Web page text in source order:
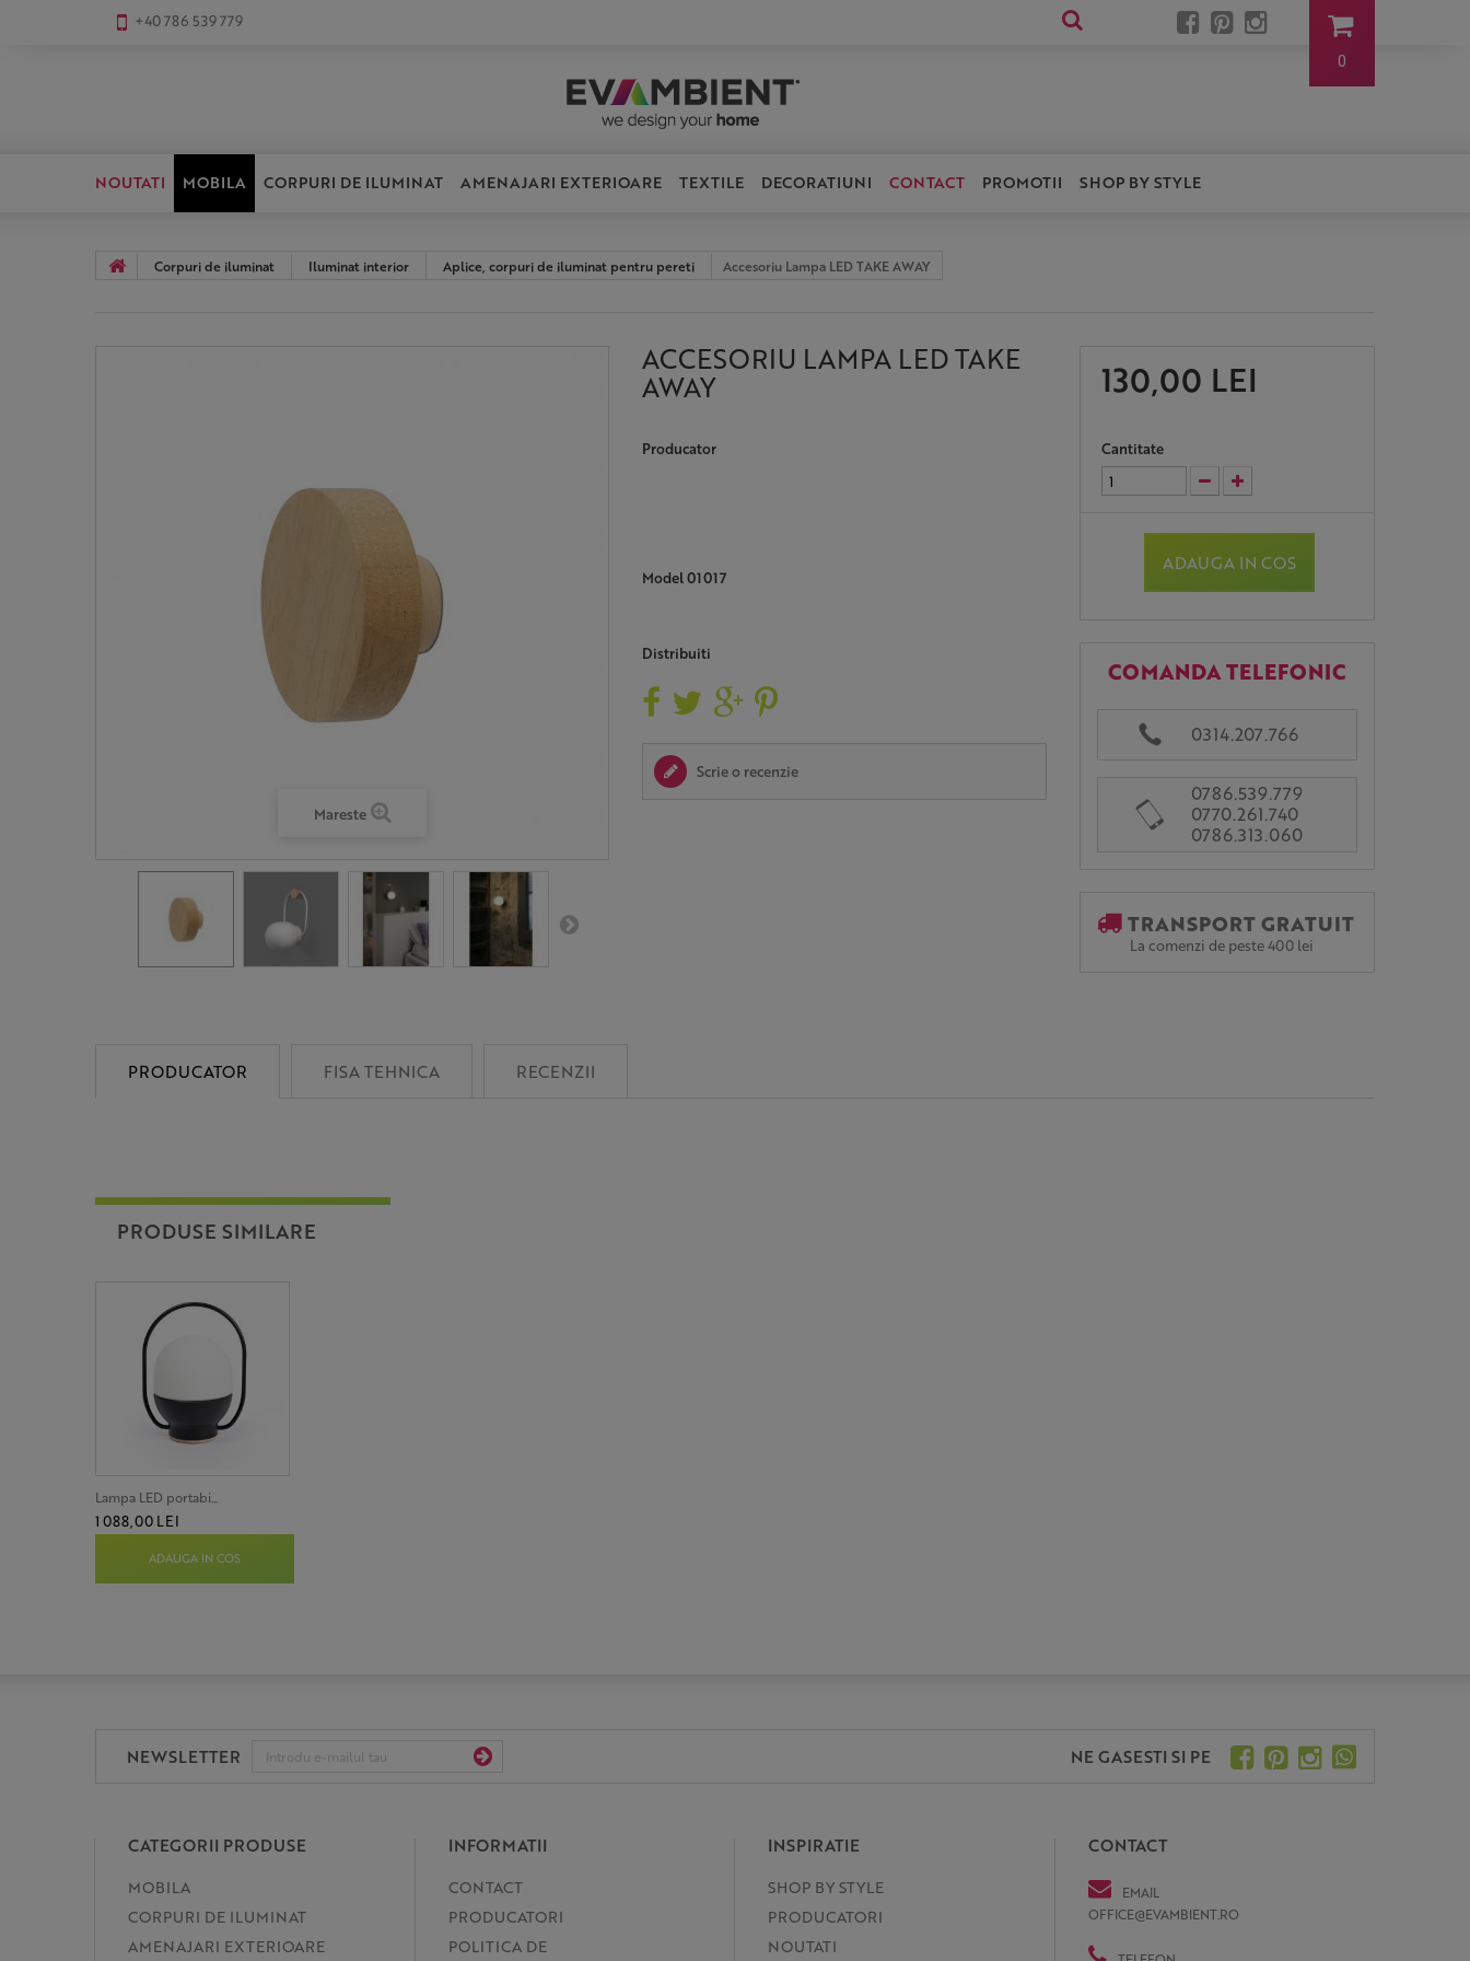
+40 786 539 779
0
NOUTATI MOBILA CORPURI DE ILUMINAT AMENAJARI EXTERIOARE TEXTILE DECORATIUNI CONTACT PROMOTII SHOP BY STYLE
Corpuri de iluminat Iluminat interior Aplice, corpuri de iluminat pentru pereti Accesoriu Lampa LED TAKE AWAY
Mareste
ACCESORIU LAMPA LED TAKE
AWAY
Producator
Model01017
Distribuiti
Scrie o recenzie
130,00 LEI
Cantitate
ADAUGA IN COS
COMANDA TELEFONIC
0314.207.766
0786.539.779
0770.261.740
0786.313.060
TRANSPORT GRATUIT
La comenzi de peste 400 lei
PRODUCATOR FISA TEHNICA RECENZII
PRODUSE SIMILARE
Lampa LED portabi...
1 088,00 LEI
ADAUGA IN COS
NEWSLETTER NE GASESTI SI PE
CATEGORII PRODUSE
MOBILA
CORPURI DE ILUMINAT
AMENAJARI EXTERIOARE
INFORMATII
CONTACT
PRODUCATORI
POLITICA DE
INSPIRATIE
SHOP BY STYLE
PRODUCATORI
NOUTATI
CONTACT
EMAIL
OFFICE@EVAMBIENT.RO